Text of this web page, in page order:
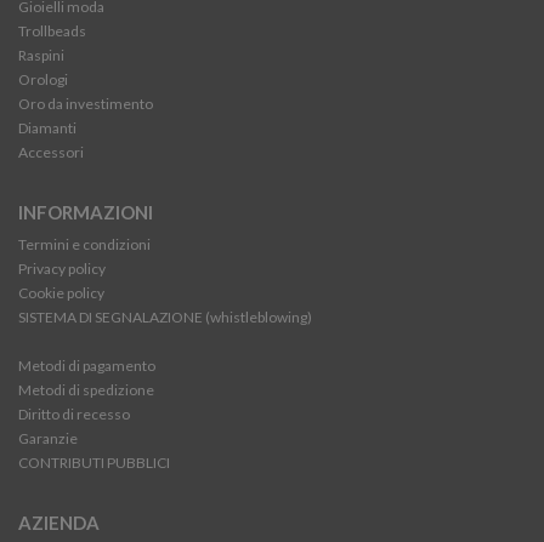
Gioielli moda
Trollbeads
Raspini
Orologi
Oro da investimento
Diamanti
Accessori
INFORMAZIONI
Termini e condizioni
Privacy policy
Cookie policy
SISTEMA DI SEGNALAZIONE (whistleblowing)
Metodi di pagamento
Metodi di spedizione
Diritto di recesso
Garanzie
CONTRIBUTI PUBBLICI
AZIENDA